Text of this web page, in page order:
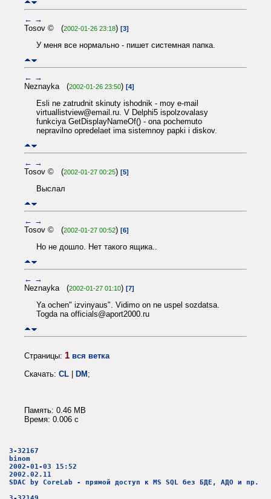
← →
Tosov © (2002-01-26 23:18) [3]
У меня все нормально - пишет системная папка.
← →
Neznayka (2002-01-26 23:50) [4]
Esli ne zatrudnit skinuty ishodnik - moy e-mail
virtuallistview@email.ru. V Delphi5 ispolzovalasy
funkciya GetDisplayNameOf() - ona pochemuto
nepravilno opredelaet ima sistemnoy papki i diskov.
← →
Tosov © (2002-01-27 00:25) [5]
Выслал
← →
Tosov © (2002-01-27 00:52) [6]
Но не дошло. Нет такого ящика..
← →
Neznayka (2002-01-27 01:10) [7]
Ya ochen" izvinyaus". Vidimo on ne uspel sozdatsa.
Togda na officials@aport2000.ru
Страницы: 1 вся ветка
Скачать: CL | DM;
Память: 0.46 MB
Время: 0.006 c
3-32167
binom
2002-01-03 15:52
2002.02.11
SDAC by CoreLab - прямой доступ к MS SQL без БДЕ, АДО и пр.